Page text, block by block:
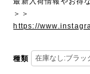
＞＞
https://
種類